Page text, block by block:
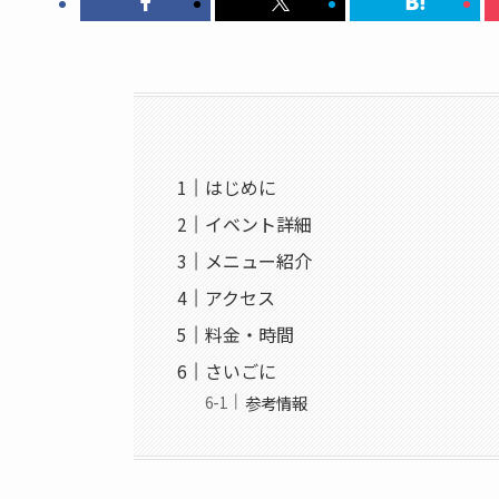
はじめに
イベント詳細
メニュー紹介
アクセス
料金・時間
さいごに
参考情報